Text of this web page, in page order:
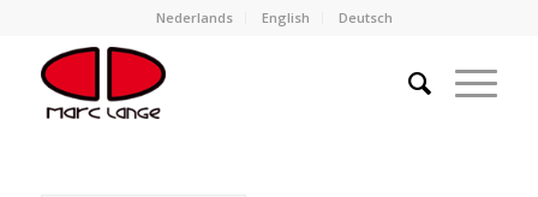
Nederlands English Deutsch